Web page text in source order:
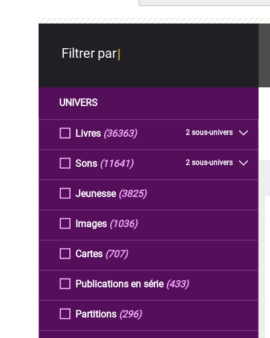
Filtrer par
UNIVERS
Livres 2 sous-univers
(36363)
Sons 2 sous-univers
(11641)
Jeunesse (3825)
Images (1036)
Cartes (707)
Publications en série (433)
Partitions (296)